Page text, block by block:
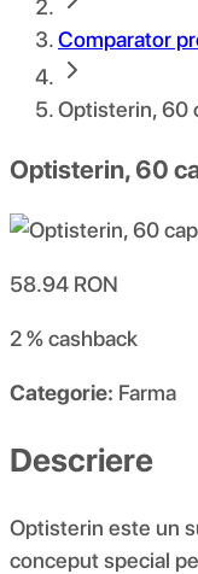
Comparator
Optisterin, 60
Optisterin, 60
58.94 RON
2 %cashback
Categorie: Farma
Descriere
Optisterin este un
conceput special